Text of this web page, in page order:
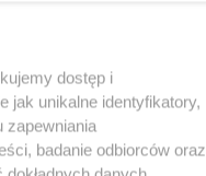
dostęp i
jak unikalne identyfikatory,
zapewniania
badanie odbiorców oraz